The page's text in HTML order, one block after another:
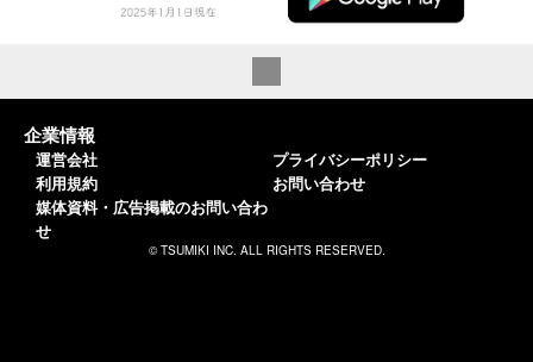
企業情報
運営会社
利用規約
媒体資料・広告掲載のお問い合わ
せ
プライバシーポリシー
お問い合わせ
© TSUMIKI INC. ALL RIGHTS RESERVED.